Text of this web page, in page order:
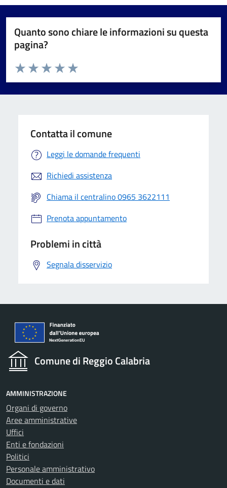
Quanto sono chiare le informazioni su questa
pagina?
Valuta da 1 a 5 stelle la pagina
Valuta 5 stelle su 5
Valuta 4 stelle su 5
Valuta 3 stelle su 5
Valuta 2 stelle su 5
Valuta 1 stelle su 5
Contatta il comune
Leggi le domande frequenti
Richiedi assistenza
Chiama il centralino 0965 3622111
Prenota appuntamento
Problemi in città
Segnala disservizio
Comune di Reggio Calabria
AMMINISTRAZIONE
Organi di governo
Aree amministrative
Uffici
Enti e fondazioni
Politici
Personale amministrativo
Documenti e dati